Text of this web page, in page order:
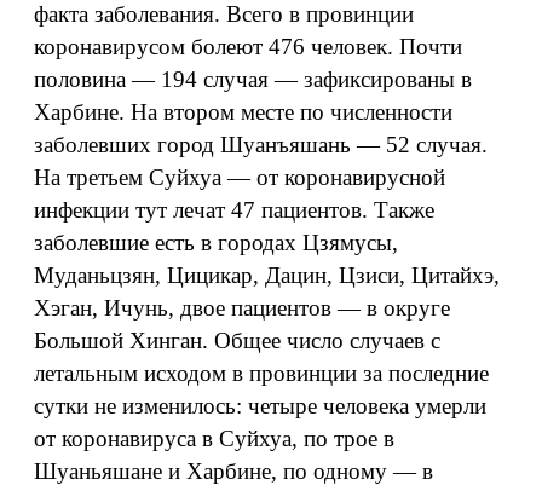
факта заболевания. Всего в провинции
коронавирусом болеют 476 человек. Почти
половина — 194 случая — зафиксированы в
Харбине. На втором месте по численности
заболевших город Шуанъяшань — 52 случая.
На третьем Суйхуа — от коронавирусной
инфекции тут лечат 47 пациентов. Также
заболевшие есть в городах Цзямусы,
Муданьцзян, Цицикар, Дацин, Цзиси, Цитайхэ,
Хэган, Ичунь, двое пациентов — в округе
Большой Хинган. Общее число случаев с
летальным исходом в провинции за последние
сутки не изменилось: четыре человека умерли
от коронавируса в Суйхуа, по трое в
Шуаньяшане и Харбине, по одному — в